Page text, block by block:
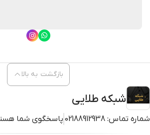
شبکه طلایی
شماره تماس: 02188912938 پاسخگوی شما
بازگشت به بالا